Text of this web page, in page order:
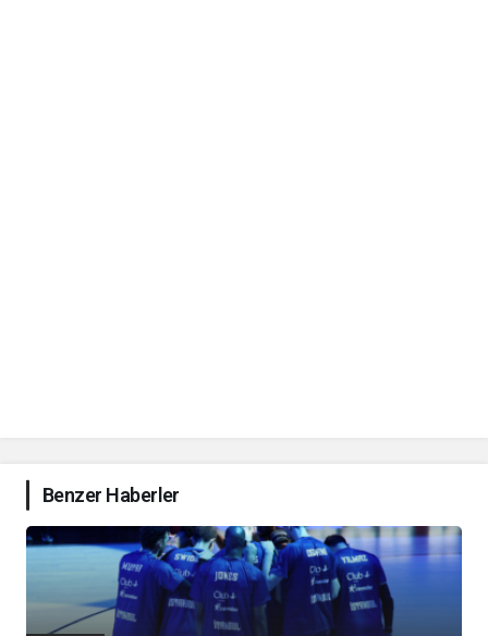
Benzer Haberler